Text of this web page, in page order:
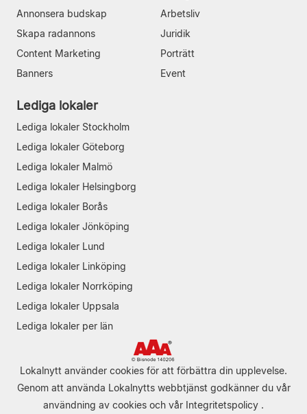
Annonsera budskap
Skapa radannons
Content Marketing
Banners
Arbetsliv
Juridik
Porträtt
Event
Lediga lokaler
Lediga lokaler Stockholm
Lediga lokaler Göteborg
Lediga lokaler Malmö
Lediga lokaler Helsingborg
Lediga lokaler Borås
Lediga lokaler Jönköping
Lediga lokaler Lund
Lediga lokaler Linköping
Lediga lokaler Norrköping
Lediga lokaler Uppsala
Lediga lokaler per län
Lokalnytt använder cookies för att förbättra din upplevelse.
Genom att använda Lokalnytts webbtjänst godkänner du vår
användning av cookies och vår Integritetspolicy .